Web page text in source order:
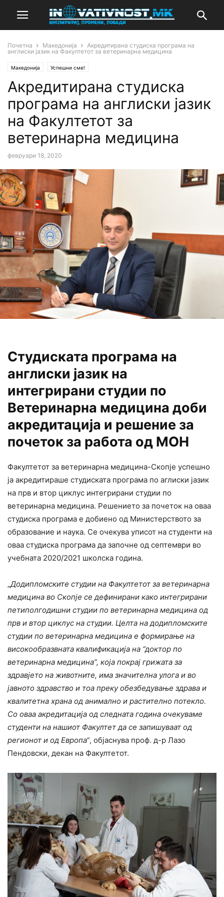
Почетна Македонија
Акредитирана студиска програма на
англиски јазик на Факултетот за ветеринарна медицина
Македонија Успешни сме!
Акредитирана студиска
програма на англиски јазик
на Факултетот за
ветеринарна медицина
февруари 18, 2020
Студиската програма на
англиски јазик на
интегрирани студии по
Ветеринарна медицина доби
акредитација и решение за
почеток за работа од МОН
Факултетот за ветеринарна медицина-Скопје успешно
ја акредитираше студиската програма по аглиски јазик
на прв и втор циклус интегрирани студии по
ветеринарна медицина. Решението за почеток на оваа
студиска програма е добиено од Министерството за
образование и наука. Се очекува уписот на студенти на
оваа студиска програма да започне од септември во
учебната 2020/2021 школска година.
„Додипломските студии на Факултетот за ветеринарна
медицина во Скопје се дефинирани како интегрирани
петиполгодишни студии по ветеринарна медицина од
прв и втор циклус на студии. Целта на додипломските
студии по ветеринарна медицина е формирање на
високообразвната квалификација на “доктор по
ветеринарна медицина”, која покрај грижата за
здравјето на животните, има значителна улога и во
јавното здравство и тоа преку обезбедување здрава и
квалитетна храна од анимално и растително потекло.
Со оваа акредитација од следната година очекуваме
студенти на нашиот Факултет да се запишуваат од
регионот и од Европа“, објаснува проф. д-р Лазо
Пендовски, декан на Факултетот.